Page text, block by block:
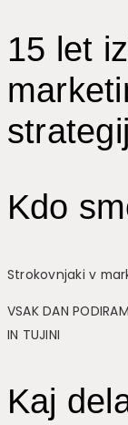
15 let
Kdo
Strokovnjaki v
VSAK DAN
IN TUJINI
Kaj